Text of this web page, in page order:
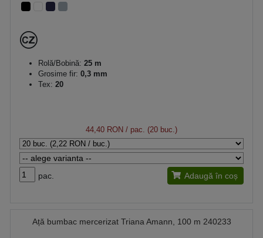
Rolă/Bobină: 25 m
Grosime fir: 0,3 mm
Tex: 20
44,40 RON / pac. (20 buc.)
pac. Adaugă în coș
Ață bumbac mercerizat Triana Amann, 100 m 240233